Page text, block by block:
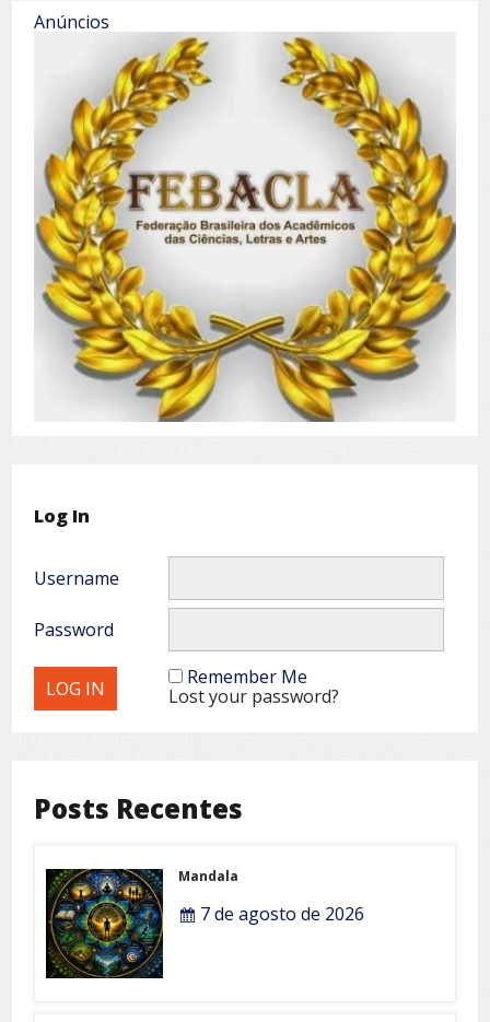
Anúncios
Log In
Username
Password
Remember Me
Lost your password?
Posts Recentes
Mandala
7 de agosto de 2026